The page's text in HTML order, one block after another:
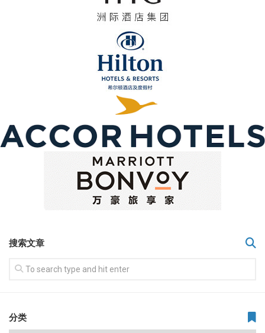
搜索文章
分类